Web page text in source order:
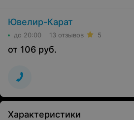
Ювелир-Карат
до 20:00 13 отзывов 5
от 106 руб.
Характеристики